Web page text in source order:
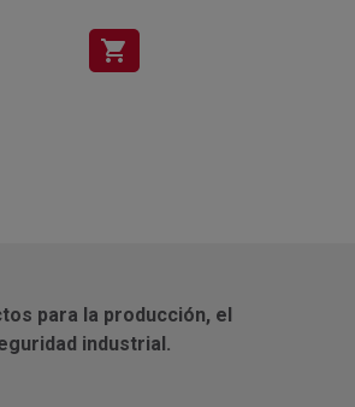
shopping_cart
para la producción, el
industrial.